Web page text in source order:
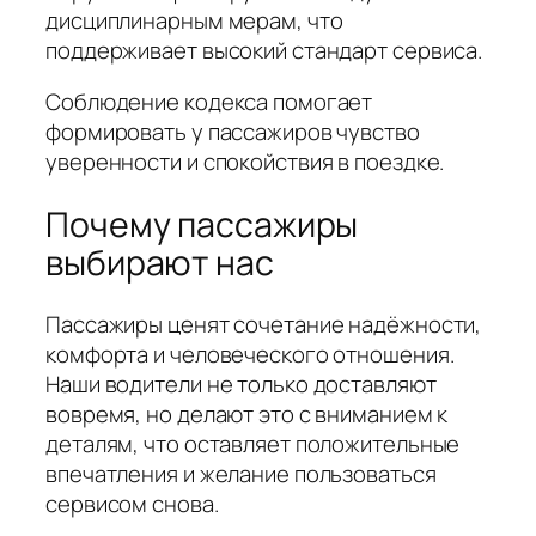
дисциплинарным мерам, что
поддерживает высокий стандарт сервиса.
Соблюдение кодекса помогает
формировать у пассажиров чувство
уверенности и спокойствия в поездке.
Почему пассажиры
выбирают нас
Пассажиры ценят сочетание надёжности,
комфорта и человеческого отношения.
Наши водители не только доставляют
вовремя, но делают это с вниманием к
деталям, что оставляет положительные
впечатления и желание пользоваться
сервисом снова.